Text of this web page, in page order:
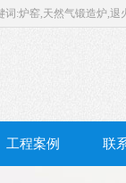
词:炉窑,天然气锻造炉,退
工程案例 联